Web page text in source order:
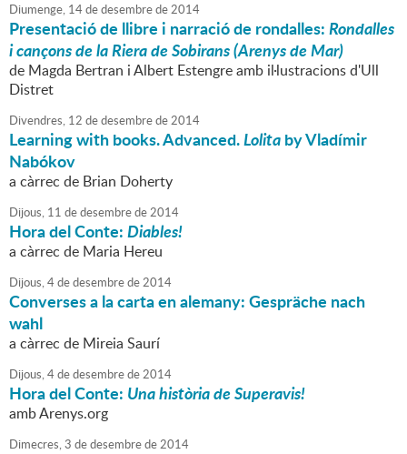
Diumenge, 14dedesembrede2014
Presentació de llibre i narració de rondalles:Rondalles
i cançons de la Riera de Sobirans (Arenys de Mar)
de Magda Bertran i Albert Estengre amb il·lustracions d'Ull
Distret
Divendres, 12 dedesembrede2014
Learning with books. Advanced.Lolitaby Vladímir
Nabókov
a càrrec de Brian Doherty
Dijous, 11 dedesembrede2014
Hora del Conte:Diables!
a càrrec de Maria Hereu
Dijous,4dedesembrede2014
Converses a la carta en alemany: Gespräche nach
wahl
a càrrec de Mireia Saurí
Dijous,4dedesembrede2014
Hora del Conte: Una història de Superavis!
amb Arenys.org
Dimecres,3 dedesembrede2014